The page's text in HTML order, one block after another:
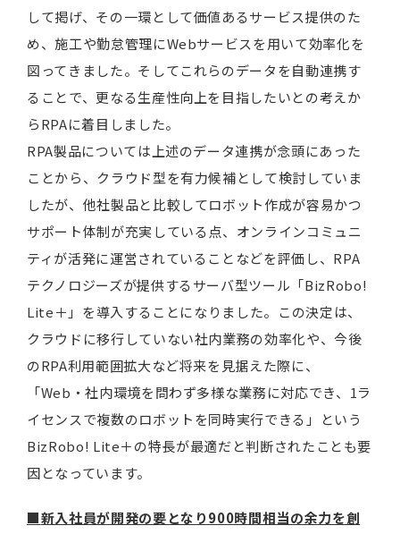
して掲げ、その一環として価値あるサービス提供のた
め、施工や勤怠管理にWebサービスを用いて効率化を
図ってきました。そしてこれらのデータを自動連携す
ることで、更なる生産性向上を目指したいとの考えか
らRPAに着目しました。
RPA製品については上述のデータ連携が念頭にあった
ことから、クラウド型を有力候補として検討していま
したが、他社製品と比較してロボット作成が容易かつ
サポート体制が充実している点、オンラインコミュニ
ティが活発に運営されていることなどを評価し、RPA
テクノロジーズが提供するサーバ型ツール「BizRobo!
Lite＋」を導入することになりました。この決定は、
クラウドに移行していない社内業務の効率化や、今後
のRPA利用範囲拡大など将来を見据えた際に、
「Web・社内環境を問わず多様な業務に対応でき、1ラ
イセンスで複数のロボットを同時実行できる」という
BizRobo! Lite＋の特長が最適だと判断されたことも要
因となっています。
■新入社員が開発の要となり900時間相当の余力を創